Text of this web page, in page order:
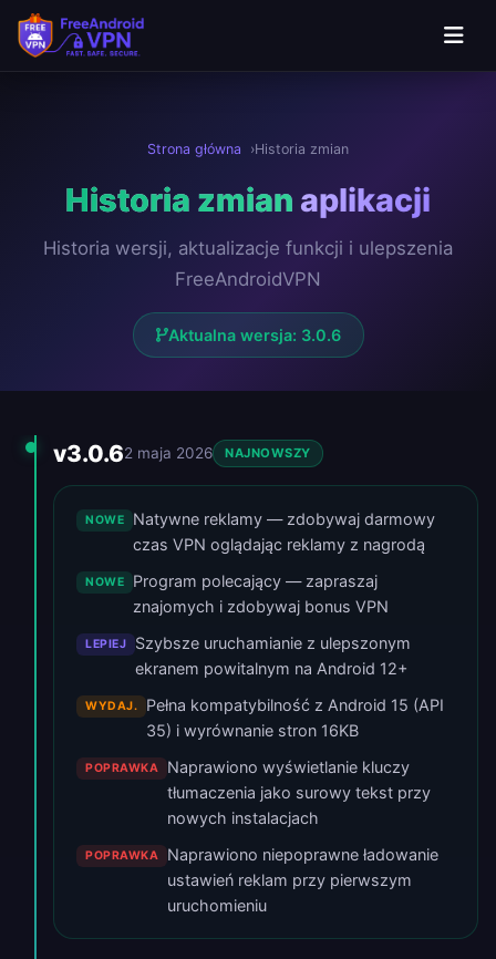
Przejdź do głównej treści
Strona główna Historia zmian
Historia zmian aplikacji
Historia wersji, aktualizacje funkcji i ulepszenia
FreeAndroidVPN
Aktualna wersja: 3.0.6
Historia wersji
v3.0.62 maja 2026 NAJNOWSZY
NOWE
Natywne reklamy — zdobywaj darmowy
czas VPN oglądając reklamy z nagrodą
NOWE
Program polecający — zapraszaj
znajomych i zdobywaj bonus VPN
LEPIEJ
Szybsze uruchamianie z ulepszonym
ekranem powitalnym na Android 12+
WYDAJ.
Pełna kompatybilność z Android 15 (API
35) i wyrównanie stron 16KB
POPRAWKA
Naprawiono wyświetlanie kluczy
tłumaczenia jako surowy tekst przy
nowych instalacjach
POPRAWKA
Naprawiono niepoprawne ładowanie
ustawień reklam przy pierwszym
uruchomieniu